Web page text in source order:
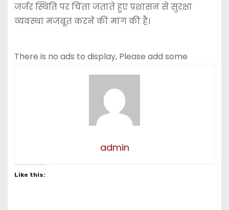
जर्जर स्थिति पर चिंता जताते हुए प्रशासन से सुरक्षा
व्यवस्था मजबूत करने की मांग की है।
There is no ads to display, Please add some
admin
Like this: